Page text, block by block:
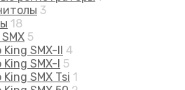
3
18
5
SMX-II 4
King SMX-I 5
SMX Tsi 1